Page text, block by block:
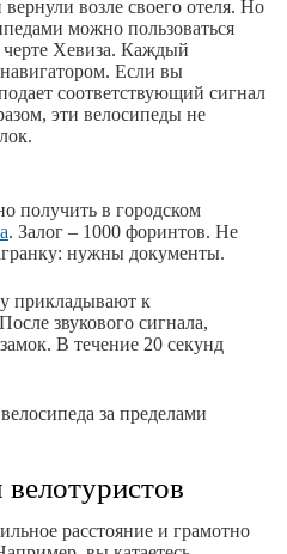
возле своего отеля. Но
можно пользоваться
черте Хевиза. Каждый
Если вы
соответствующий сигнал
эти велосипеды не
получить в городском
. Залог – 1000 форинтов. Не
нужны документы.
прикладывают к
звукового сигнала,
В течение 20 секунд
за пределами
расстояние и грамотно